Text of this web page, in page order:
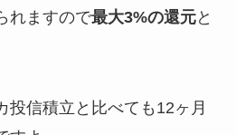
れますので最大3%の還元と
投信積立と比べても12ヶ月